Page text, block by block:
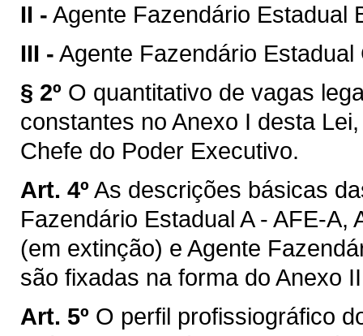
II - Agente Fazendário Estadual
III - Agente Fazendário
§ 2º O quantitativo de vagas
constantes no Anexo I desta
Chefe do Poder Executivo.
Art. 4º As descrições básicas
Fazendário Estadual A - AFE-
(em extinção) e Agente
são fixadas na forma do Anexo
Art. 5º O perfil profissiográfico